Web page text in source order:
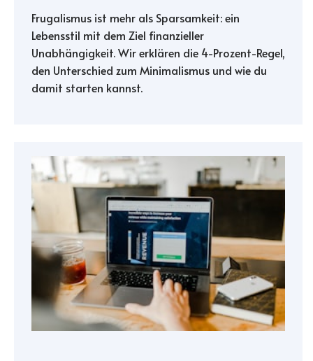
Frugalismus ist mehr als Sparsamkeit: ein
Lebensstil mit dem Ziel finanzieller
Unabhängigkeit. Wir erklären die 4-Prozent-Regel,
den Unterschied zum Minimalismus und wie du
damit starten kannst.